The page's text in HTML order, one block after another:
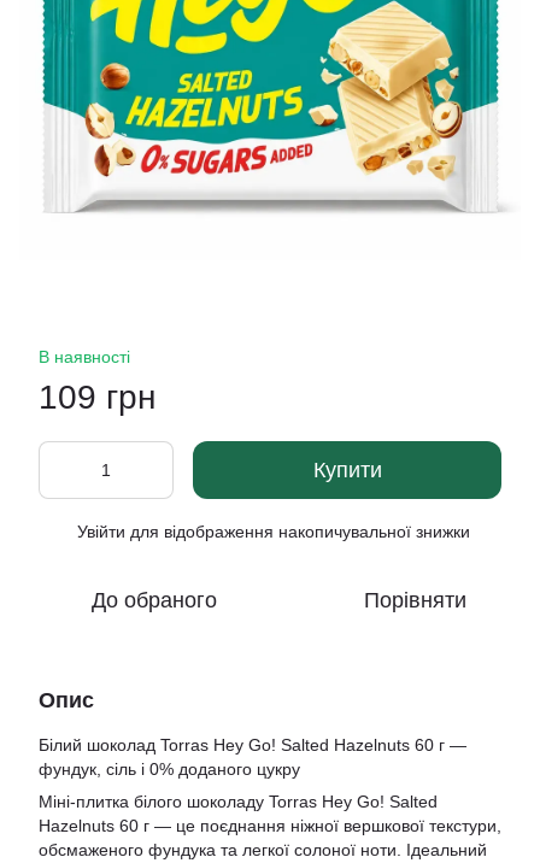
В наявності
109 грн
Купити
Увійти для відображення накопичувальної знижки
До обраного Порівняти
Опис
Білий шоколад Torras Hey Go! Salted Hazelnuts 60 г —
фундук, сіль і 0% доданого цукру
Міні‑плитка білого шоколаду Torras Hey Go! Salted
Hazelnuts 60 г — це поєднання ніжної вершкової текстури,
обсмаженого фундука та легкої солоної ноти. Ідеальний